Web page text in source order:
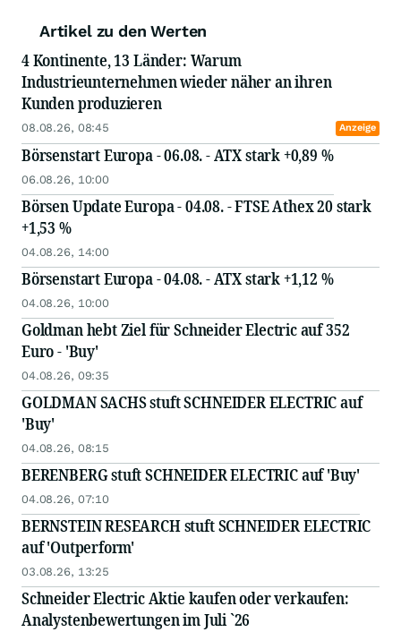
Artikel zu den Werten
4 Kontinente, 13 Länder: Warum
Industrieunternehmen wieder näher an ihren
Kunden produzieren
08.08.26, 08:45 Anzeige
Börsenstart Europa - 06.08. - ATX stark +0,89 %
06.08.26, 10:00
Börsen Update Europa - 04.08. - FTSE Athex 20 stark
+1,53 %
04.08.26, 14:00
Börsenstart Europa - 04.08. - ATX stark +1,12 %
04.08.26, 10:00
Goldman hebt Ziel für Schneider Electric auf 352
Euro - 'Buy'
04.08.26, 09:35
GOLDMAN SACHS stuft SCHNEIDER ELECTRIC auf
'Buy'
04.08.26, 08:15
BERENBERG stuft SCHNEIDER ELECTRIC auf 'Buy'
04.08.26, 07:10
BERNSTEIN RESEARCH stuft SCHNEIDER ELECTRIC
auf 'Outperform'
03.08.26, 13:25
Schneider Electric Aktie kaufen oder verkaufen:
Analystenbewertungen im Juli `26